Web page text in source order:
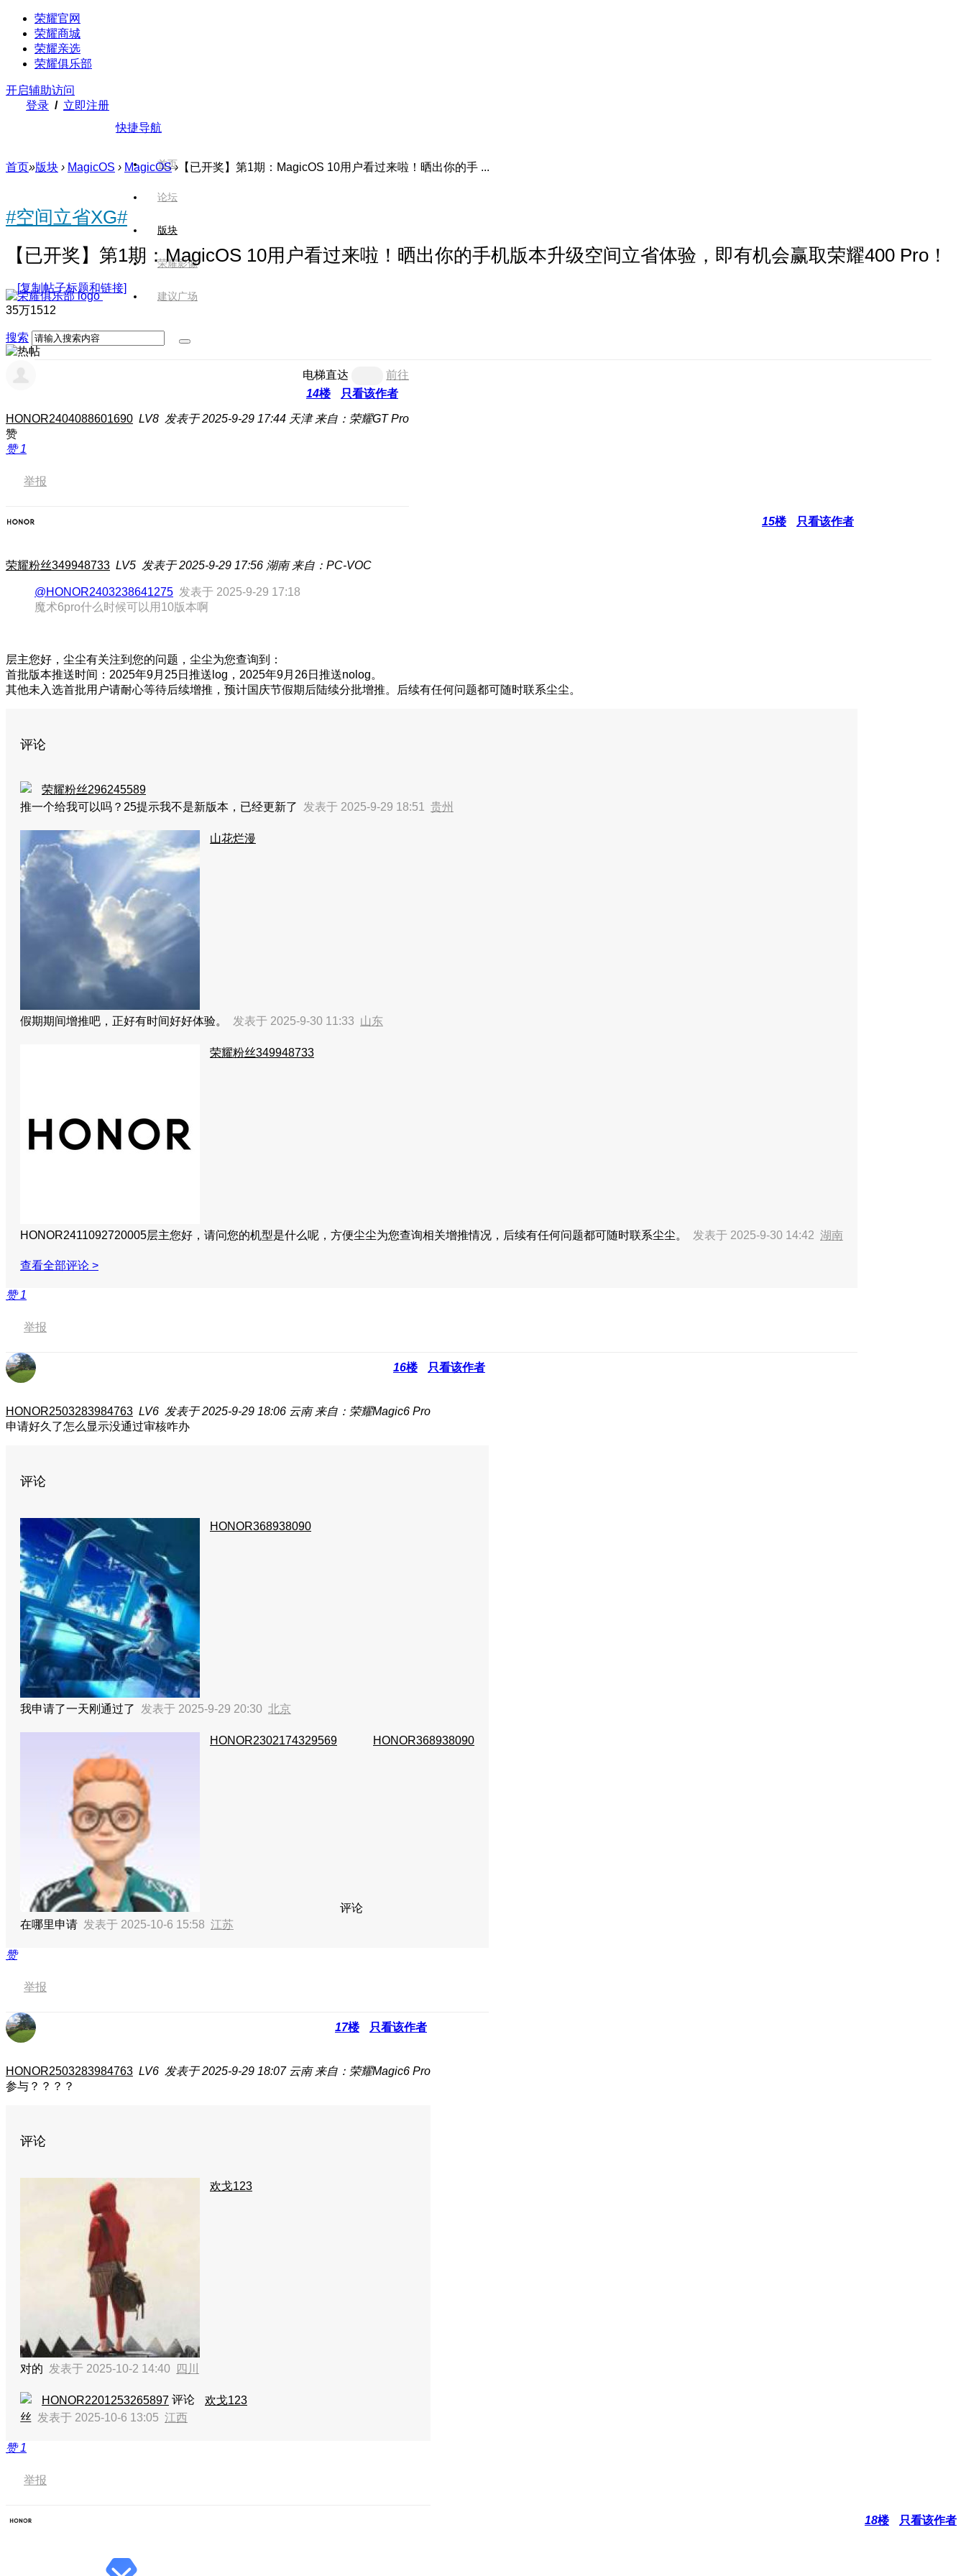
荣耀官网
荣耀商城
荣耀亲选
荣耀俱乐部
开启辅助访问
登录 / 立即注册
快捷导航
首页
论坛
版块
荣耀影像
建议广场
搜索
首页»版块 › MagicOS › MagicOS › 【已开奖】第1期：MagicOS 10用户看过来啦！晒出你的手 ...
#空间立省XG#
【已开奖】第1期：MagicOS 10用户看过来啦！晒出你的手机版本升级空间立省体验，即有机会赢取荣耀400 Pro！
[复制帖子标题和链接]
35万1512
电梯直达
前往
14楼 只看该作者
HONOR2404088601690 LV8 发表于 2025-9-29 17:44 天津 来自：荣耀GT Pro
赞
赞1
举报
15楼 只看该作者
荣耀粉丝349948733 LV5 发表于 2025-9-29 17:56 湖南 来自：PC-VOC
@HONOR2403238641275 发表于 2025-9-29 17:18
魔术6pro什么时候可以用10版本啊
层主您好，尘尘有关注到您的问题，尘尘为您查询到：
首批版本推送时间：2025年9月25日推送log，2025年9月26日推送nolog。
其他未入选首批用户请耐心等待后续增推，预计国庆节假期后陆续分批增推。后续有任何问题都可随时联系尘尘。
评论
荣耀粉丝296245589
推一个给我可以吗？25提示我不是新版本，已经更新了 发表于 2025-9-29 18:51 贵州
山花烂漫
假期期间增推吧，正好有时间好好体验。 发表于 2025-9-30 11:33 山东
荣耀粉丝349948733
HONOR2411092720005层主您好，请问您的机型是什么呢，方便尘尘为您查询相关增推情况，后续有任何问题都可随时联系尘尘。 发表于 2025-9-30 14:42 湖南
查看全部评论 >
赞1
举报
16楼 只看该作者
HONOR2503283984763 LV6 发表于 2025-9-29 18:06 云南 来自：荣耀Magic6 Pro
申请好久了怎么显示没通过审核咋办
评论
HONOR368938090
我申请了一天刚通过了 发表于 2025-9-29 20:30 北京
HONOR2302174329569
评论
HONOR368938090
在哪里申请 发表于 2025-10-6 15:58 江苏
赞
举报
17楼 只看该作者
HONOR2503283984763 LV6 发表于 2025-9-29 18:07 云南 来自：荣耀Magic6 Pro
参与？？？？
评论
欢戈123
对的 发表于 2025-10-2 14:40 四川
HONOR2201253265897 评论
欢戈123
丝 发表于 2025-10-6 13:05 江西
赞1
举报
18楼 只看该作者